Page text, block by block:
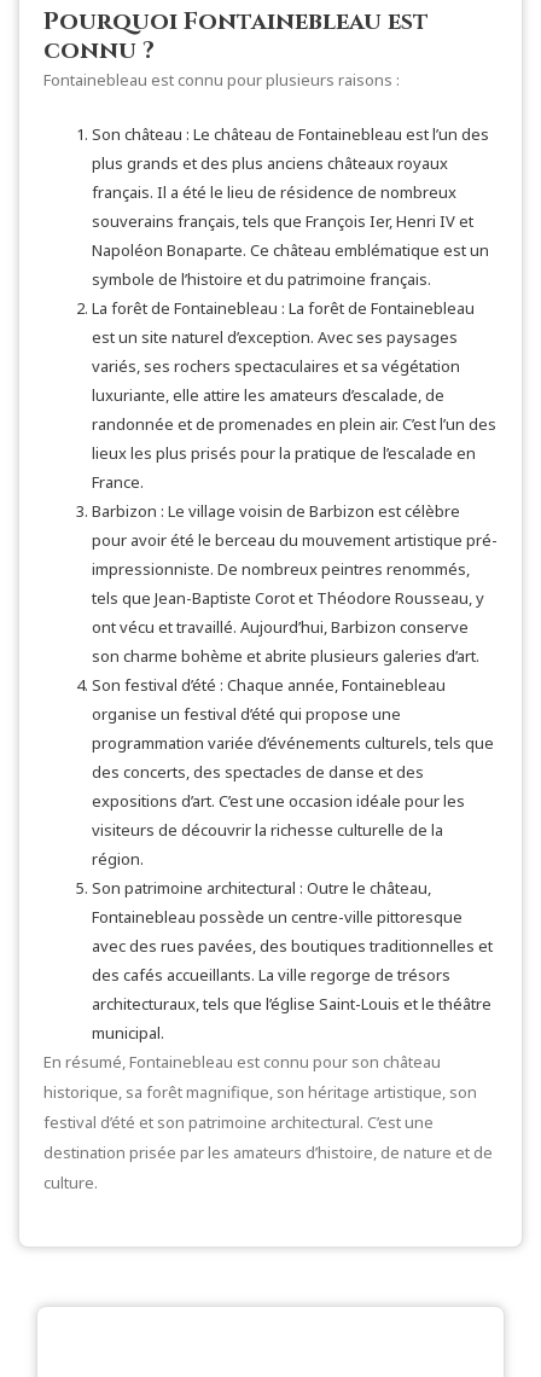
Pourquoi Fontainebleau est
connu ?
Fontainebleau est connu pour plusieurs raisons :
Son château : Le château de Fontainebleau est l’un des
plus grands et des plus anciens châteaux royaux
français. Il a été le lieu de résidence de nombreux
souverains français, tels que François Ier, Henri IV et
Napoléon Bonaparte. Ce château emblématique est un
symbole de l’histoire et du patrimoine français.
La forêt de Fontainebleau : La forêt de Fontainebleau
est un site naturel d’exception. Avec ses paysages
variés, ses rochers spectaculaires et sa végétation
luxuriante, elle attire les amateurs d’escalade, de
randonnée et de promenades en plein air. C’est l’un des
lieux les plus prisés pour la pratique de l’escalade en
France.
Barbizon : Le village voisin de Barbizon est célèbre
pour avoir été le berceau du mouvement artistique pré-
impressionniste. De nombreux peintres renommés,
tels que Jean-Baptiste Corot et Théodore Rousseau, y
ont vécu et travaillé. Aujourd’hui, Barbizon conserve
son charme bohème et abrite plusieurs galeries d’art.
Son festival d’été : Chaque année, Fontainebleau
organise un festival d’été qui propose une
programmation variée d’événements culturels, tels que
des concerts, des spectacles de danse et des
expositions d’art. C’est une occasion idéale pour les
visiteurs de découvrir la richesse culturelle de la
région.
Son patrimoine architectural : Outre le château,
Fontainebleau possède un centre-ville pittoresque
avec des rues pavées, des boutiques traditionnelles et
des cafés accueillants. La ville regorge de trésors
architecturaux, tels que l’église Saint-Louis et le théâtre
municipal.
En résumé, Fontainebleau est connu pour son château
historique, sa forêt magnifique, son héritage artistique, son
festival d’été et son patrimoine architectural. C’est une
destination prisée par les amateurs d’histoire, de nature et de
culture.